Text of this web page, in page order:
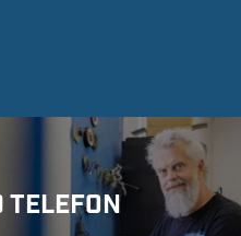
TELEFON